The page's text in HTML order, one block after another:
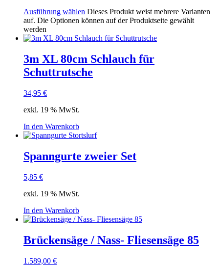
Ausführung wählen Dieses Produkt weist mehrere Varianten
auf. Die Optionen können auf der Produktseite gewählt
werden
3m XL 80cm Schlauch für
Schuttrutsche
34,95 €
exkl. 19 % MwSt.
In den Warenkorb
Spanngurte zweier Set
5,85 €
exkl. 19 % MwSt.
In den Warenkorb
Brückensäge / Nass- Fliesensäge 85
1.589,00 €